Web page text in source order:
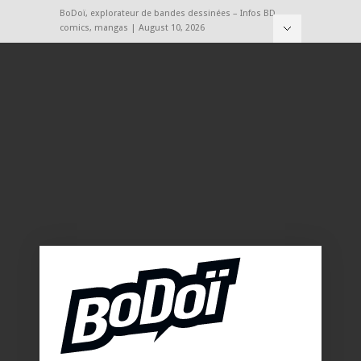
BoDoï, explorateur de bandes dessinées – Infos BD,
comics, mangas | August 10, 2026